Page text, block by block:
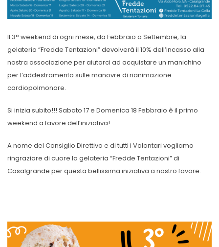
Il 3° weekend di ogni mese, da Febbraio a Settembre, la
gelateria “Fredde Tentazioni” devolverà il 10% dell’incasso alla
nostra associazione per aiutarci ad acquistare un manichino
per l’addestramento sulle manovre di rianimazione
cardiopolmonare.
Si inizia subito!!! Sabato 17 e Domenica 18 Febbraio è il primo
weekend a favore dell’iniziativa!
A nome del Consiglio Direttivo e di tutti i Volontari vogliamo
ringraziare di cuore la gelateria “Fredde Tentazioni” di
Casalgrande per questa bellissima iniziativa a nostro favore.